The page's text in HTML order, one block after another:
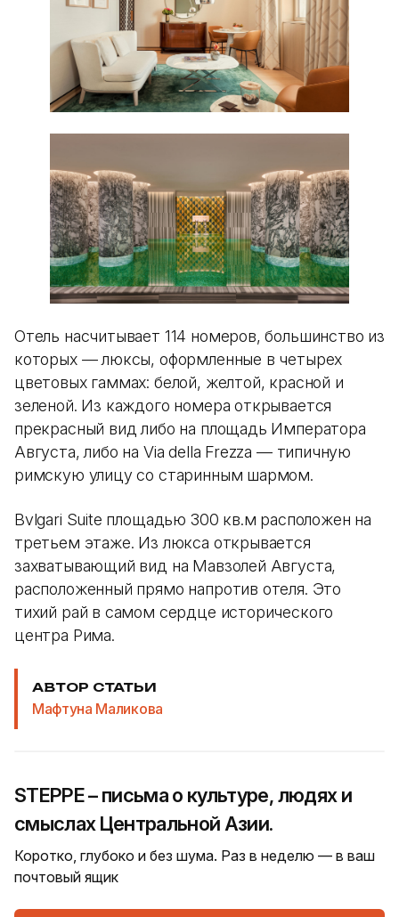
Отель насчитывает 114 номеров, большинство из
которых — люксы, оформленные в четырех
цветовых гаммах: белой, желтой, красной и
зеленой. Из каждого номера открывается
прекрасный вид либо на площадь Императора
Августа, либо на Via della Frezza — типичную
римскую улицу со старинным шармом.
Bvlgari Suite площадью 300 кв.м расположен на
третьем этаже. Из люкса открывается
захватывающий вид на Мавзолей Августа,
расположенный прямо напротив отеля. Это
тихий рай в самом сердце исторического
центра Рима.
АВТОР СТАТЬИ
Мафтуна Маликова
STEPPE – письма о культуре, людях и
смыслах Центральной Азии.
Коротко, глубоко и без шума. Раз в неделю — в ваш
почтовый ящик